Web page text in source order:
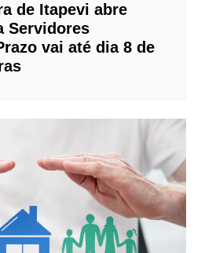
de Itapevi abre
Servidores
vai até dia 8 de